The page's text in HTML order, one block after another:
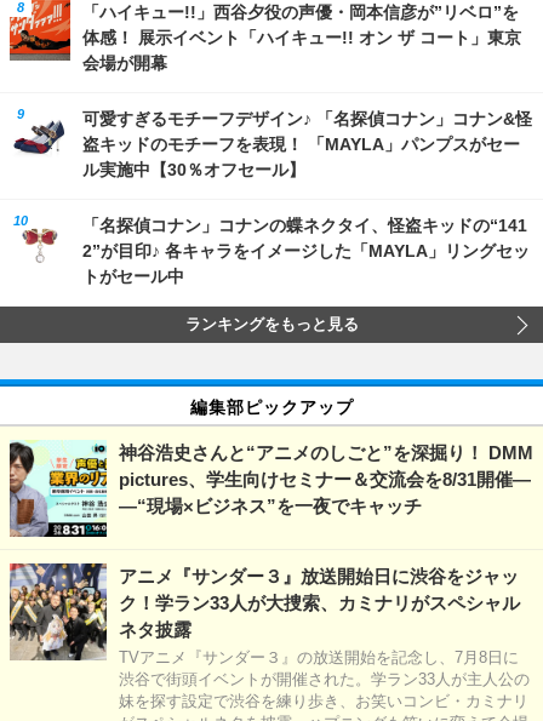
「ハイキュー!!」西谷夕役の声優・岡本信彦が”リベロ”を
体感！ 展示イベント「ハイキュー!! オン ザ コート」東京
会場が開幕
可愛すぎるモチーフデザイン♪ 「名探偵コナン」コナン&怪
盗キッドのモチーフを表現！ 「MAYLA」パンプスがセー
ル実施中【30％オフセール】
「名探偵コナン」コナンの蝶ネクタイ、怪盗キッドの“141
2”が目印♪ 各キャラをイメージした「MAYLA」リングセッ
トがセール中
ランキングをもっと見る
編集部ピックアップ
神谷浩史さんと“アニメのしごと”を深掘り！ DMM
pictures、学生向けセミナー＆交流会を8/31開催―
―“現場×ビジネス”を一夜でキャッチ
アニメ『サンダー３』放送開始日に渋谷をジャッ
ク！学ラン33人が大捜索、カミナリがスペシャル
ネタ披露
TVアニメ『サンダー３』の放送開始を記念し、7月8日に
渋谷で街頭イベントが開催された。学ラン33人が主人公の
妹を探す設定で渋谷を練り歩き、お笑いコンビ・カミナリ